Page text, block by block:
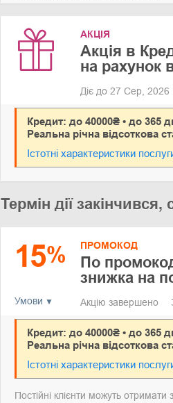
АКЦІЯ
Акція в
на рахунок
Діє до 27 Сер, 2026
Кредит: до 40000₴ • до 365
Реальна річна відсоткова
Істотні характеристики
Термін дії
15%
Умови
ПРОМОКОД
По
знижка на
Акцію завершено
Кредит: до 40000₴ • до 365
Реальна річна відсоткова
Істотні характеристики
Постійні клієнти можуть